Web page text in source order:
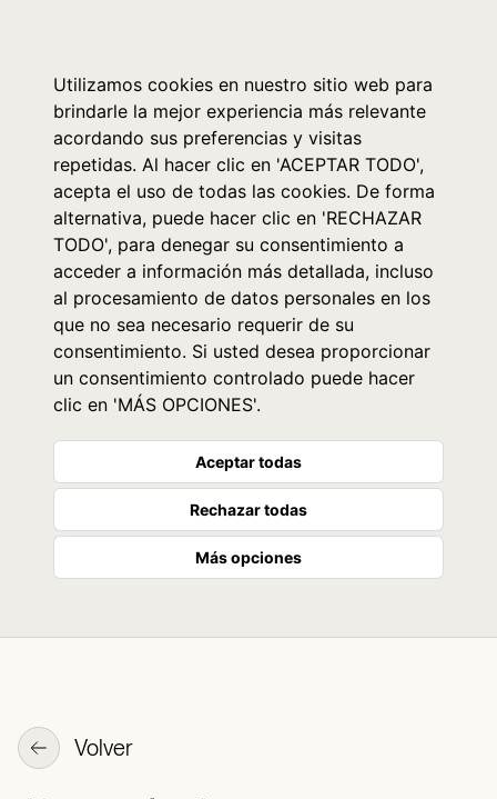
Utilizamos cookies en nuestro sitio web para
brindarle la mejor experiencia más relevante
acordando sus preferencias y visitas
repetidas. Al hacer clic en 'ACEPTAR TODO',
acepta el uso de todas las cookies. De forma
alternativa, puede hacer clic en 'RECHAZAR
TODO', para denegar su consentimiento a
acceder a información más detallada, incluso
al procesamiento de datos personales en los
que no sea necesario requerir de su
consentimiento. Si usted desea proporcionar
un consentimiento controlado puede hacer
clic en 'MÁS OPCIONES'.
Aceptar todas
Rechazar todas
Más opciones
Volver